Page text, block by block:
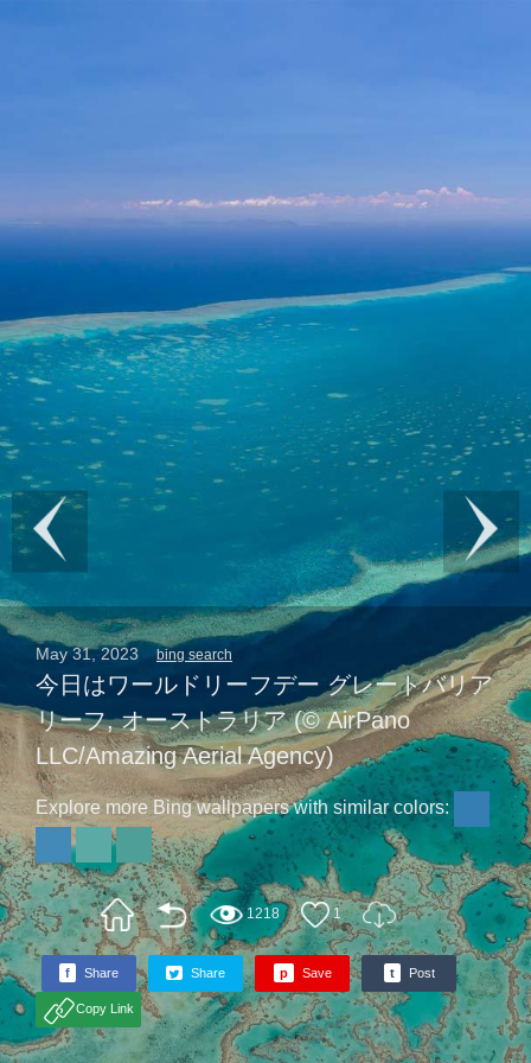
May 31, 2023 bing search
今日はワールドリーフデー グレートバリア
リーフ, オーストラリア (© AirPano
LLC/Amazing Aerial Agency)
Explore more Bing wallpapers with similar colors:
1218 1
f Share Share p Save t Post
Copy Link